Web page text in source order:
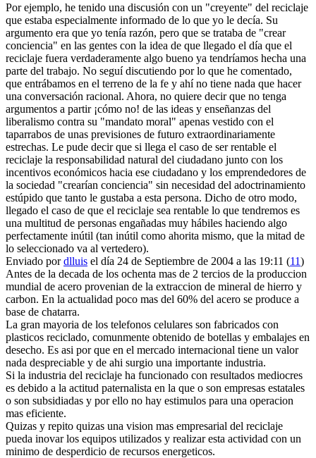
Por ejemplo, he tenido una discusión con un "creyente" del reciclaje
que estaba especialmente informado de lo que yo le decía. Su
argumento era que yo tenía razón, pero que se trataba de "crear
conciencia" en las gentes con la idea de que llegado el día que el
reciclaje fuera verdaderamente algo bueno ya tendríamos hecha una
parte del trabajo. No seguí discutiendo por lo que he comentado,
que entrábamos en el terreno de la fe y ahí no tiene nada que hacer
una conversación racional. Ahora, no quiere decir que no tenga
argumentos a partir ¡cómo no! de las ideas y enseñanzas del
liberalismo contra su "mandato moral" apenas vestido con el
taparrabos de unas previsiones de futuro extraordinariamente
estrechas. Le pude decir que si llega el caso de ser rentable el
reciclaje la responsabilidad natural del ciudadano junto con los
incentivos económicos hacia ese ciudadano y los emprendedores de
la sociedad "crearían conciencia" sin necesidad del adoctrinamiento
estúpido que tanto le gustaba a esta persona. Dicho de otro modo,
llegado el caso de que el reciclaje sea rentable lo que tendremos es
una multitud de personas engañadas muy hábiles haciendo algo
perfectamente inútil (tan inútil como ahorita mismo, que la mitad de
lo seleccionado va al vertedero).
Enviado pordlluis el día 24 de Septiembre de 2004 a las 19:11 (11)
Antes de la decada de los ochenta mas de 2 tercios de la produccion
mundial de acero provenian de la extraccion de mineral de hierro y
carbon. En la actualidad poco mas del 60% del acero se produce a
base de chatarra.
La gran mayoria de los telefonos celulares son fabricados con
plasticos reciclado, comunmente obtenido de botellas y embalajes en
desecho. Es asi por que en el mercado internacional tiene un valor
nada despreciable y de ahi surgio una importante industria.
Si la industria del reciclaje ha funcionado con resultados mediocres
es debido a la actitud paternalista en la que o son empresas estatales
o son subsidiadas y por ello no hay estimulos para una operacion
mas eficiente.
Quizas y repito quizas una vision mas empresarial del reciclaje
pueda inovar los equipos utilizados y realizar esta actividad con un
minimo de desperdicio de recursos energeticos.